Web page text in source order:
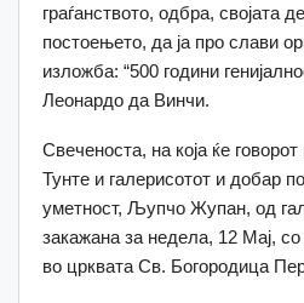
граѓанството, одбра, својата
постоењето, да ја про слави
изложба: “500 години
Леонардо да Винчи.
Свеченоста, на која ќе
Тунте и галерисотот и добар
уметност, Љупчо Жупан, од
закажана за недела, 12 Мај, со
во црквата Св. Богородица